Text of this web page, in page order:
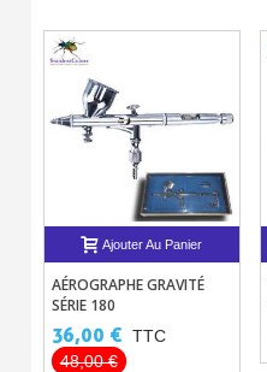
Ajouter Au Panier
AÉROGRAPHE GRAVITÉ
SÉRIE 180
36,00 € TTC
48,00 €